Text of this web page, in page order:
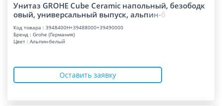
Унитаз GROHE Cube Ceramic напольный, безободк
овый, универсальный выпуск, альпин-б
Код товара : 3948400H+39488000+39490000
Бренд : Grohe (Германия)
Цвет : Альпин-белый
Оставить заявку